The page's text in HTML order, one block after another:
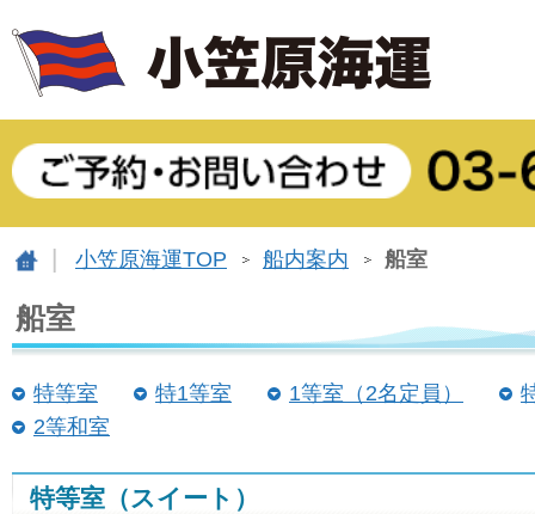
小笠原海運TOP 船内案内 船室
船室
特等室 特1等室 1等室（2名定員）
2等和室
特等室（スイート）